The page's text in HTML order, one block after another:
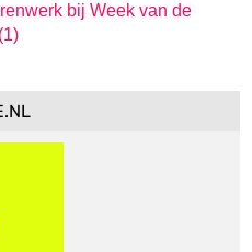
bij Week van de